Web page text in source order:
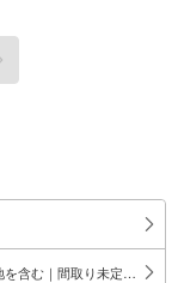
価格未定を含む｜建築条件付き土地を含む｜間取り未定を含む｜最寄りの駅が始発駅